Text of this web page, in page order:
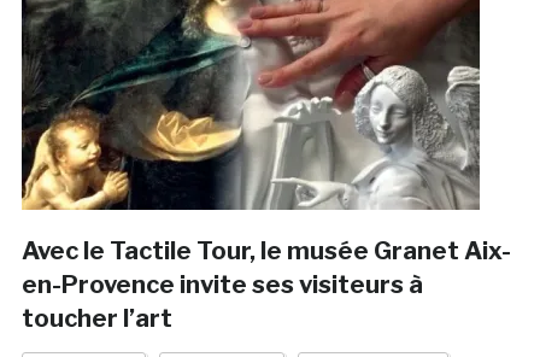
Avec le Tactile Tour, le musée Granet Aix-
en-Provence invite ses visiteurs à
toucher l’art